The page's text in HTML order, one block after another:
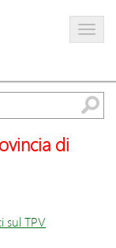
di
sul TPV